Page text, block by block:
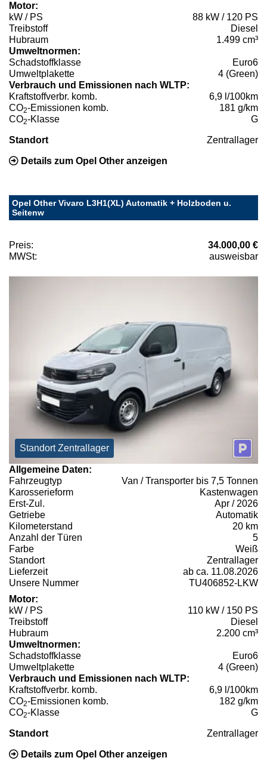
Motor:
kW / PS
88 kW / 120 PS
Treibstoff
Diesel
Hubraum
1.499 cm³
Umweltnormen:
Schadstoffklasse
Euro6
Umweltplakette
4 (Green)
Verbrauch und Emissionen nach WLTP:
Kraftstoffverbr. komb.
6,9 l/100km
CO2-Emissionen komb.
181 g/km
CO2-Klasse G
Standort Zentrallager
Details zum Opel Other anzeigen
Opel Other Vivaro L3H1(XL) Automatik + Holzboden u.
Seitenw
Preis:
34.000,00 €
MWSt:
ausweisbar
Standort Zentrallager
Allgemeine Daten:
Fahrzeugtyp
Van / Transporter bis 7,5 Tonnen
Karosserieform
Kastenwagen
Erst-Zul.
Apr / 2026
Getriebe
Automatik
Kilometerstand
20 km
Anzahl der Türen
5
Farbe
Weiß
Standort
Zentrallager
Lieferzeit
ab ca. 11.08.2026
Unsere Nummer
TU406852-LKW
Motor:
kW / PS
110 kW / 150 PS
Treibstoff
Diesel
Hubraum
2.200 cm³
Umweltnormen:
Schadstoffklasse
Euro6
Umweltplakette
4 (Green)
Verbrauch und Emissionen nach WLTP:
Kraftstoffverbr. komb.
6,9 l/100km
CO2-Emissionen komb.
182 g/km
CO2-Klasse G
Standort Zentrallager
Details zum Opel Other anzeigen